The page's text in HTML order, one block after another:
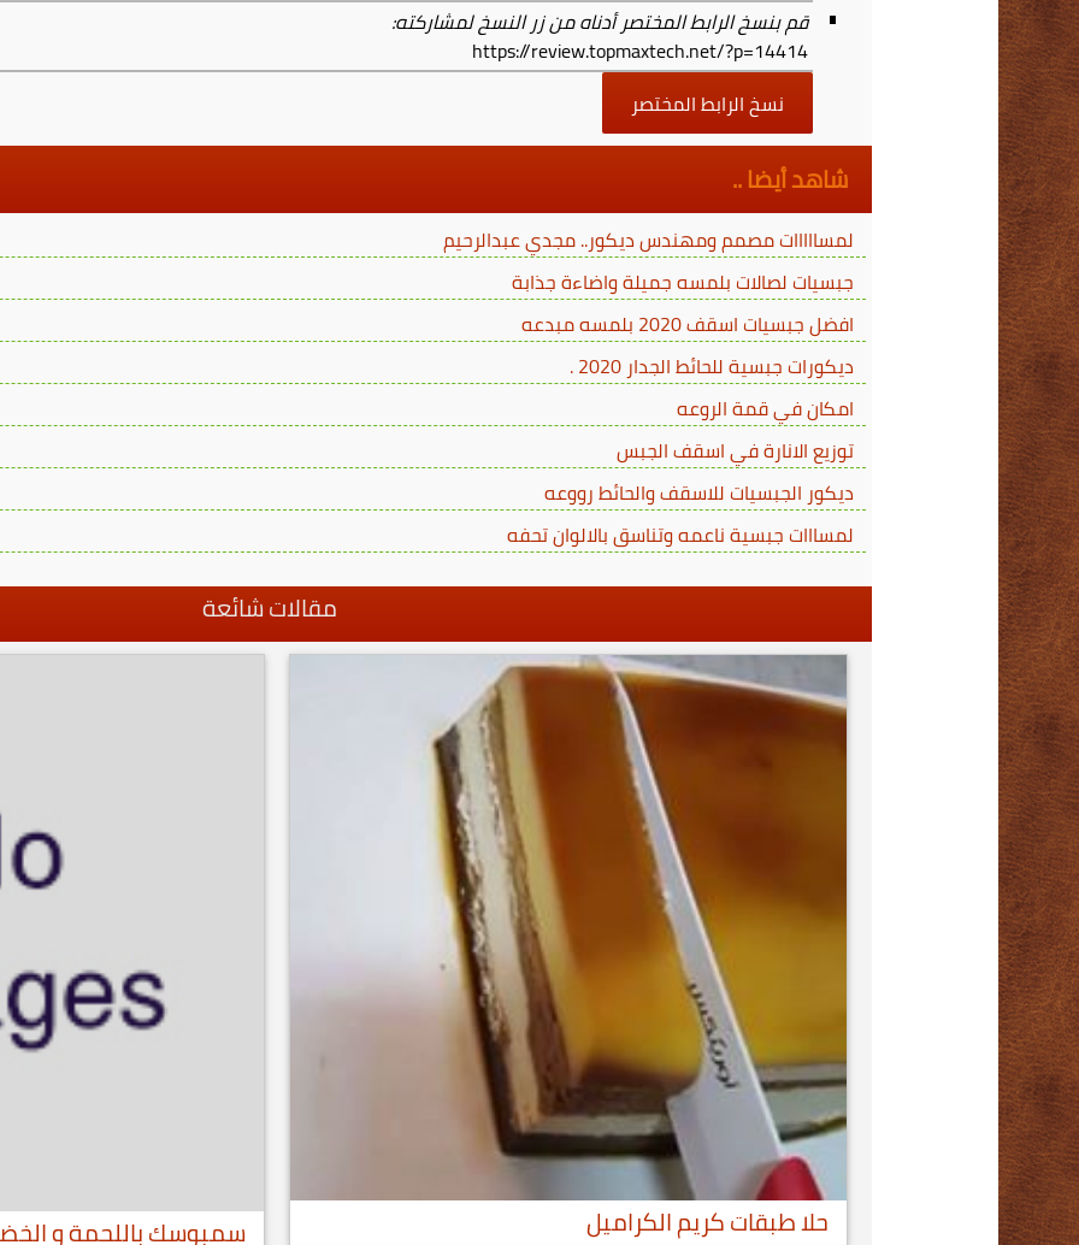
قم بنسخ الرابط المختصر أدناه من زر النسخ لمشاركته:
https://review.topmaxtech.net/?p=14414
نسخ الرابط المختصر
شاهد أيضا ..
لمسااااات مصمم ومهندس ديكور.. مجدي عبدالرحيم
جبسيات لصالات بلمسه جميلة واضاءة جذابة
افضل جبسيات اسقف 2020 بلمسه مبدعه
ديكورات جبسية للحائط الجدار 2020 .
امكان في قمة الروعه
توزيع الانارة في اسقف الجبس
ديكور الجبسيات للاسقف والحائط رووعه
لمسااات جبسية ناعمه وتناسق بالالوان تحفه
مقالات شائعة
حلا طبقات كريم الكراميل سمبوسك باللحمة و